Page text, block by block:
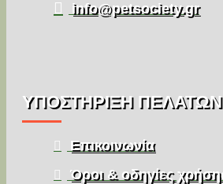
info@petsociety.gr
ΥΠΌΣΤΉΡΙΞΗ ΠΕΛΑΤΏΝ
Επικοινωνία
Όροι & οδηγίες